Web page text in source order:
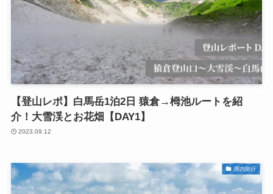
【登山レポ】白馬岳1泊2日 猿倉→栂池ルートを紹
介！大雪渓とお花畑【DAY1】
2023.09.12
国内旅行